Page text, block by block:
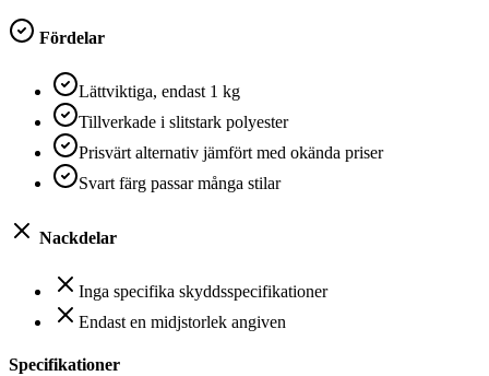
Fördelar
Lättviktiga, endast 1 kg
Tillverkade i slitstark polyester
Prisvärt alternativ jämfört med okända priser
Svart färg passar många stilar
Nackdelar
Inga specifika skyddsspecifikationer
Endast en midjstorlek angiven
Specifikationer